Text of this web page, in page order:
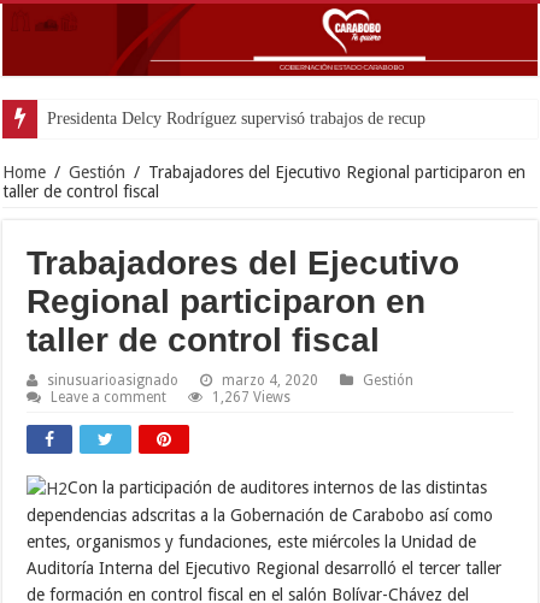
Home / Gestión / Trabajadores del Ejecutivo Regional participaron en
taller de control fiscal
Trabajadores del Ejecutivo
Regional participaron en
taller de control fiscal
sinusuarioasignado marzo 4, 2020
Gestión
Leave a comment
1,267 Views
Con la participación de auditores internos de las distintas
dependencias adscritas a la Gobernación de Carabobo así como
entes, organismos y fundaciones, este miércoles la Unidad de
Auditoría Interna del Ejecutivo Regional desarrolló el tercer taller
de formación en control fiscal en el salón Bolívar-Chávez del